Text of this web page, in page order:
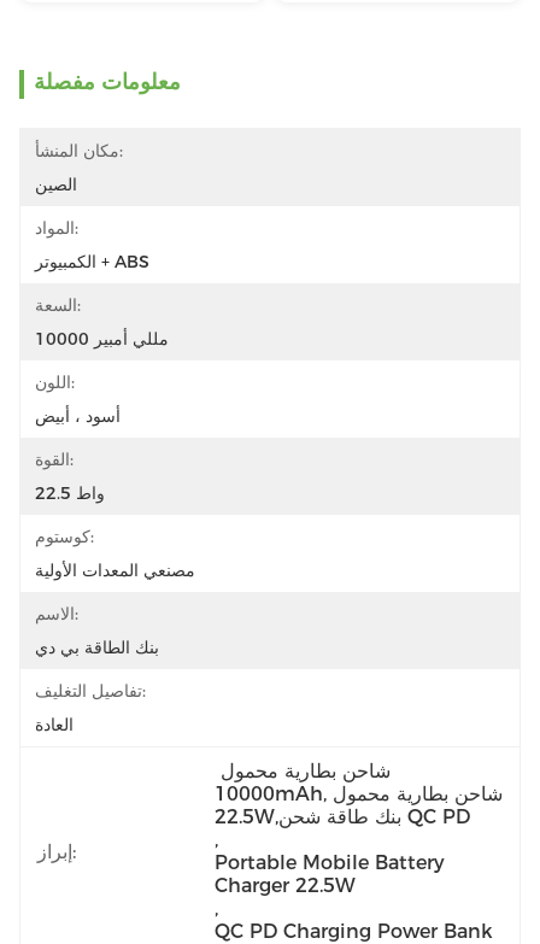
معلومات مفصلة
مكان المنشأ:
الصين
المواد:
الكمبيوتر + ABS
السعة:
10000 مللي أمبير
اللون:
أسود ، أبيض
القوة:
22.5 واط
كوستوم:
مصنعي المعدات الأولية
الاسم:
بنك الطاقة بي دي
تفاصيل التغليف:
العادة
إبراز:
10000mAh,شاحن بطارية محمول
22.5W,بنك طاقة شحن QC PD
,
Portable Mobile Battery
Charger 22.5W
,
QC PD Charging Power Bank